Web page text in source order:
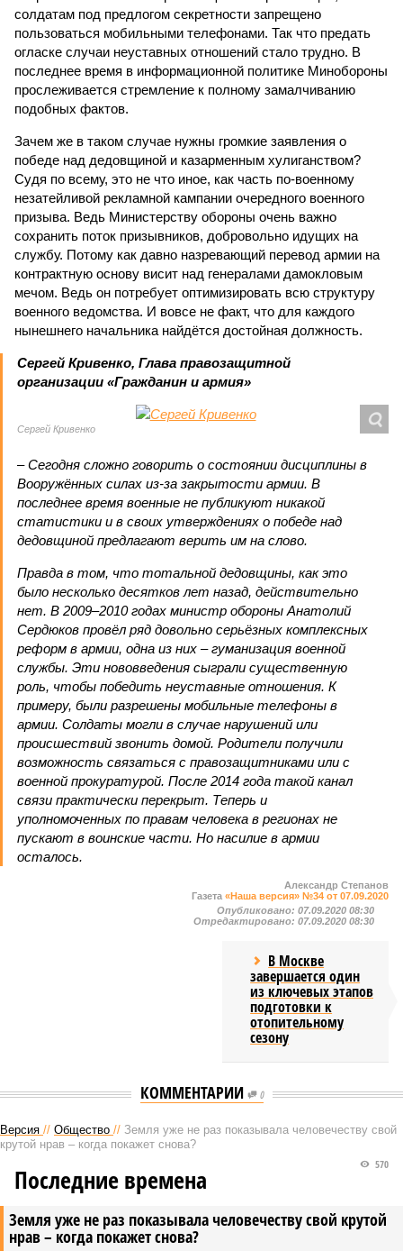
солдатам под предлогом секретности запрещено
пользоваться мобильными телефонами. Так что предать
огласке случаи неуставных отношений стало трудно. В
последнее время в информационной политике Минобороны
прослеживается стремление к полному замалчиванию
подобных фактов.
Зачем же в таком случае нужны громкие заявления о
победе над дедовщиной и казарменным хулиганством?
Судя по всему, это не что иное, как часть по-военному
незатейливой рекламной кампании очередного военного
призыва. Ведь Министерству обороны очень важно
сохранить поток призывников, добровольно идущих на
службу. Потому как давно назревающий перевод армии на
контрактную основу висит над генералами дамокловым
мечом. Ведь он потребует оптимизировать всю структуру
военного ведомства. И вовсе не факт, что для каждого
нынешнего начальника найдётся достойная должность.
Сергей Кривенко, Глава правозащитной
организации «Гражданин и армия»
Сергей Кривенко
– Сегодня сложно говорить о состоянии дисциплины в
Вооружённых силах из-за закрытости армии. В
последнее время военные не публикуют никакой
статистики и в своих утверждениях о победе над
дедовщиной предлагают верить им на слово.
Правда в том, что тотальной дедовщины, как это
было несколько десятков лет назад, действительно
нет. В 2009–2010 годах министр обороны Анатолий
Сердюков провёл ряд довольно серьёзных комплексных
реформ в армии, одна из них – гуманизация военной
службы. Эти нововведения сыграли существенную
роль, чтобы победить неуставные отношения. К
примеру, были разрешены мобильные телефоны в
армии. Солдаты могли в случае нарушений или
происшествий звонить домой. Родители получили
возможность связаться с правозащитниками или с
военной прокуратурой. После 2014 года такой канал
связи практически перекрыт. Теперь и
уполномоченных по правам человека в регионах не
пускают в воинские части. Но насилие в армии
осталось.
Александр Степанов
Газета «Наша версия» №34 от 07.09.2020
Опубликовано: 07.09.2020 08:30
Отредактировано: 07.09.2020 08:30
В Москве
завершается один
из ключевых этапов
подготовки к
отопительному
сезону
КОММЕНТАРИИ 0
Версия // Общество // Земля уже не раз показывала человечеству свой
крутой нрав – когда покажет снова?
Земля уже не раз показывала человечеству свой крутой
нрав – когда покажет снова?
570
Последние времена